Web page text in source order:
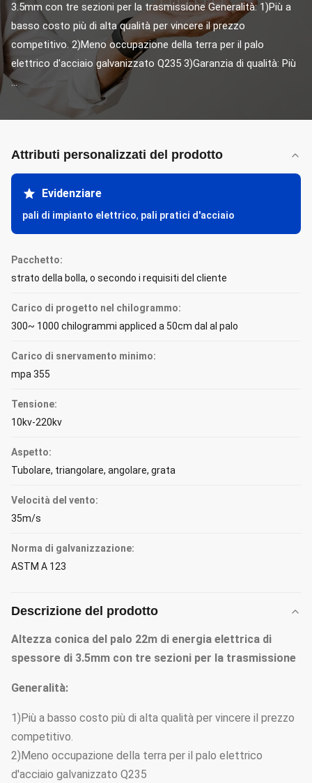
3.5mm con tre sezioni per la trasmissione Generalità: 1)Più a
basso costo più di alta qualità per vincere il prezzo
competitivo. 2)Meno occupazione della terra per il palo
elettrico d'acciaio galvanizzato Q235 3)Garanzia di qualità: Più
...
Attributi personalizzati del prodotto
Evidenziare
pali di impianto elettrico, pali pratici d'acciaio
Pacchetto:
strato della bolla, o secondo i requisiti del cliente
Carico di progetto nel chilogrammo:
300~ 1000 chilogrammi appliced a 50cm dal al palo
Carico di snervamento minimo:
mpa 355
Tensione:
10kv-220kv
Aspetto:
Tubolare, triangolare, angolare, grata
Velocità del vento:
35m/s
Norma di galvanizzazione:
ASTM A 123
Descrizione del prodotto
Altezza conica del palo 22m di energia elettrica di
spessore di 3.5mm con tre sezioni per la trasmissione
Generalità:
1)Più a basso costo più di alta qualità per vincere il prezzo
competitivo.
2)Meno occupazione della terra per il palo elettrico
d'acciaio galvanizzato Q235